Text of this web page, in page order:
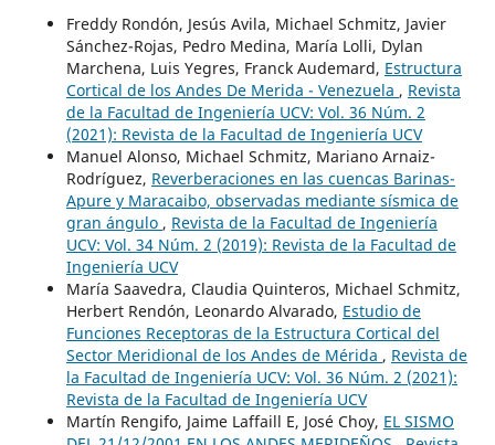
Freddy Rondón, Jesús Avila, Michael Schmitz, Javier
Sánchez-Rojas, Pedro Medina, María Lolli, Dylan
Marchena, Luis Yegres, Franck Audemard, Estructura
Cortical de los Andes De Merida - Venezuela , Revista
de la Facultad de Ingeniería UCV: Vol. 36 Núm. 2
(2021): Revista de la Facultad de Ingeniería UCV
Manuel Alonso, Michael Schmitz, Mariano Arnaiz-
Rodríguez, Reverberaciones en las cuencas Barinas-
Apure y Maracaibo, observadas mediante sísmica de
gran ángulo , Revista de la Facultad de Ingeniería
UCV: Vol. 34 Núm. 2 (2019): Revista de la Facultad de
Ingeniería UCV
María Saavedra, Claudia Quinteros, Michael Schmitz,
Herbert Rendón, Leonardo Alvarado, Estudio de
Funciones Receptoras de la Estructura Cortical del
Sector Meridional de los Andes de Mérida , Revista de
la Facultad de Ingeniería UCV: Vol. 36 Núm. 2 (2021):
Revista de la Facultad de Ingeniería UCV
Martín Rengifo, Jaime Laffaill E, José Choy, EL SISMO